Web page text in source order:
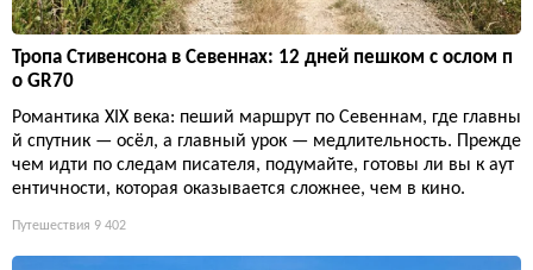
Тропа Стивенсона в Севеннах: 12 дней пешком с ослом п
о GR70
Романтика XIX века: пеший маршрут по Севеннам, где главны
й спутник — осёл, а главный урок — медлительность. Прежде
чем идти по следам писателя, подумайте, готовы ли вы к аут
ентичности, которая оказывается сложнее, чем в кино.
Путешествия 9 402